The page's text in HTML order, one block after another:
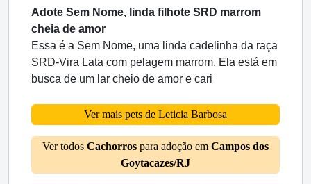
Adote Sem Nome, linda filhote SRD marrom
cheia de amor
Essa é a Sem Nome, uma linda cadelinha da raça
SRD-Vira Lata com pelagem marrom. Ela está em
busca de um lar cheio de amor e cari
Ver mais pets de Leticia Barbosa
Ver todos Cachorros para adoção em Campos dos
Goytacazes/RJ